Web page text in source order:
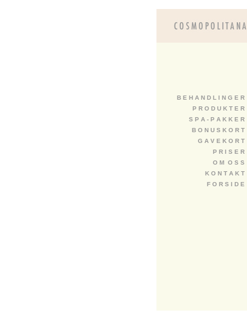
B E H A N D L I N G E R
P R O D U K T E R
S P A - P A K K E R
B O N U S K O R T
G A V E K O R T
P R I S E R
O M O S S
K O N T A K T
F O R S I D E